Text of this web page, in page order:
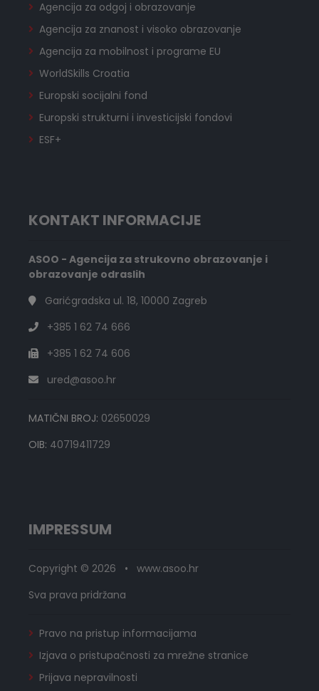
Agencija za odgoj i obrazovanje
Agencija za znanost i visoko obrazovanje
Agencija za mobilnost i programe EU
WorldSkills Croatia
Europski socijalni fond
Europski strukturni i investicijski fondovi
ESF+
KONTAKT INFORMACIJE
ASOO - Agencija za strukovno obrazovanje i
obrazovanje odraslih
Garićgradska ul. 18, 10000 Zagreb
+385 1 62 74 666
+385 1 62 74 606
ured@asoo.hr
MATIČNI BROJ: 02650029
OIB: 40719411729
IMPRESSUM
Copyright © 2026 • www.asoo.hr
Sva prava pridržana
Pravo na pristup informacijama
Izjava o pristupačnosti za mrežne stranice
Prijava nepravilnosti